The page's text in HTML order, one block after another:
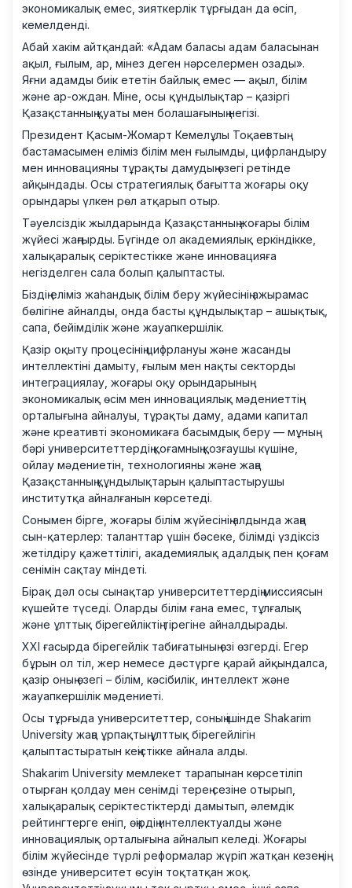
экономикалық емес, зияткерлік тұрғыдан да өсіп,
кемелденді.
Абай хакім айтқандай: «Адам баласы адам баласынан
ақыл, ғылым, ар, мінез деген нәрселермен озады».
Яғни адамды биік ететін байлық емес — ақыл, білім
және ар-ождан. Міне, осы құндылықтар – қазіргі
Қазақстанның қуаты мен болашағының негізі.
Президент Қасым-Жомарт Кемелұлы Тоқаевтың
бастамасымен еліміз білім мен ғылымды, цифрландыру
мен инновацияны тұрақты дамудың өзегі ретінде
айқындады. Осы стратегиялық бағытта жоғары оқу
орындары үлкен рөл атқарып отыр.
Тәуелсіздік жылдарында Қазақстанның жоғары білім
жүйесі жаңғырды. Бүгінде ол академиялық еркіндікке,
халықаралық серіктестікке және инновацияға
негізделген сала болып қалыптасты.
Біздің еліміз жаһандық білім беру жүйесінің ажырамас
бөлігіне айналды, онда басты құндылықтар – ашықтық,
сапа, бейімділік және жауапкершілік.
Қазір оқыту процесінің цифрлануы және жасанды
интеллектіні дамыту, ғылым мен нақты секторды
интеграциялау, жоғары оқу орындарының
экономикалық өсім мен инновациялық мәдениеттің
орталығына айналуы, тұрақты даму, адами капитал
және креативті экономикаға басымдық беру — мұның
бәрі университеттердің қоғамның қозғаушы күшіне,
ойлау мәдениетін, технологияны және жаңа
Қазақстанның құндылықтарын қалыптастырушы
институтқа айналғанын көрсетеді.
Сонымен бірге, жоғары білім жүйесінің алдында жаңа
сын-қатерлер: таланттар үшін бәсеке, білімді үздіксіз
жетілдіру қажеттілігі, академиялық адалдық пен қоғам
сенімін сақтау міндеті.
Бірақ дәл осы сынақтар университеттердің миссиясын
күшейте түседі. Оларды білім ғана емес, тұлғалық
және ұлттық бірегейліктің тірегіне айналдырады.
XXI ғасырда бірегейлік табиғатының өзі өзгерді. Егер
бұрын ол тіл, жер немесе дәстүрге қарай айқындалса,
қазір оның өзегі – білім, кәсібилік, интеллект және
жауапкершілік мәдениеті.
Осы тұрғыда университеттер, соның ішінде Shakarim
University жаңа ұрпақтың ұлттық бірегейлігін
қалыптастыратын кеңістікке айнала алды.
Shakarim University мемлекет тарапынан көрсетіліп
отырған қолдау мен сенімді терең сезіне отырып,
халықаралық серіктестіктерді дамытып, әлемдік
рейтингтерге еніп, өңірдің интеллектуалды және
инновациялық орталығына айналып келеді. Жоғары
білім жүйесінде түрлі реформалар жүріп жатқан кезеңнің
өзінде университет өсуін тоқтатқан жоқ.